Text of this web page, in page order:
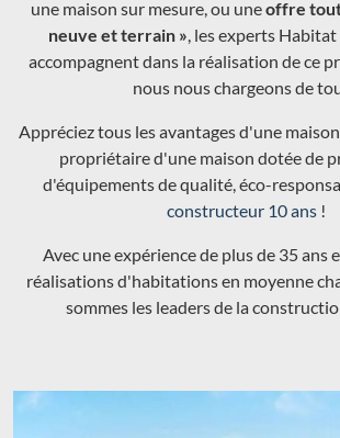
une maison sur mesure, ou uneoffre tout
neuve et terrain », les experts
accompagnent dans la réalisation de ce
nous nous chargeons de
Appréciez tous les avantages d'une
propriétaire d'une maison dotée de
d'équipements de qualité, éco-
constructeur 10 ans!
Avec une expérience de plus de 35 ans
réalisations d'habitations en moyenne
sommes les leaders de la